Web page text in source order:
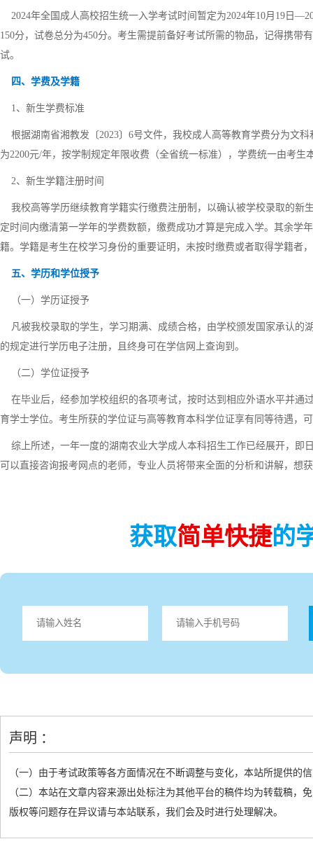
2024年全国成人高校招生统一入学考试时间暂定为2024年10月19日
150分，试卷总分为450分。考生需提前备好考试所需的物品，记得携
试。
四、学费及学籍
1、新生学费标准
根据湖南省湘教发〔2023〕6号文件，我校成人高等教育学费分为文
为2200元/年，按学制规定年限收费（全省统一标准），学费统一由考
2、新生学籍注册时间
我校高等学历继续教育学籍实行缴费注册制，以确认被学校录取的新
定时间内缴清第一学年的学费数额，缴费成功才算是完成入学。其余学
籍。学籍是考生在校学习身份的重要证明，未按时缴费或者取得学籍者
五、学历和学位授予
（一）学历证授予
凡被我校录取的学生，学习期满、成绩合格，由学校颁发国家承认的
的规定进行学历电子注册，且终身可在学信网上查询到。
（二）学位证授予
在毕业后，经参加学校组织的各项考试，按时达到相应外语水平并通
育学士学位。考生所获的学位证与高等教育本科学位证享有同等待遇，
综上所述，一年一度的湖南农业大学成人本科招生工作已经展开，即
可以直接咨询报考网点的老师，专业人员将带来全面的分析和讲解，想
获取简单快捷的
声明 ：
（一）由于考试政策等各方面情况在不断调整与变化，本站所提供的
（二）本站在文章内容来源出处标注为其他平台的稿件均为转载稿
版权等问题存在异议请与本站联系，我们会及时进行处理解决。